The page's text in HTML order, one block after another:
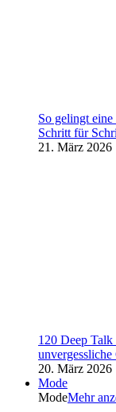
So gelingt
Schritt für
21. März 2026
120 Deep Talk
unvergessliche
20. März 2026
Mode
ModeMehr